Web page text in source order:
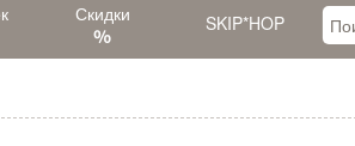
Скидки SKIP*HOP